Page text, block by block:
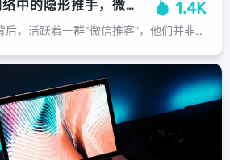
微信推客，社交网络中的隐形推手，微信推客，社交网络中的隐形推手 1.4K
，在社交网络的喧嚣背后，活跃着一群“微信推客”，他们并非官方营销号，而是以真实个人身份融入朋友圈的隐形推手，通过分享购物链接、产品体验或加入优惠社群，他们将私人社交圈层悄然转化为分销渠道。，这种模式的核心在于利用熟人间的信任...